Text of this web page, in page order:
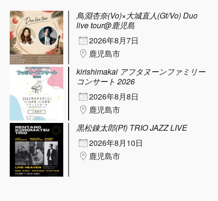
鳥淵杏奈(Vo)×大城直人(Gt/Vo) Duo
live tour@鹿児島
2026年8月7日
鹿児島市
kirishimakai アフタヌーンファミリー
コンサート 2026
2026年8月8日
鹿児島市
黒松錬太郎(Pf) TRIO JAZZ LIVE
2026年8月10日
鹿児島市